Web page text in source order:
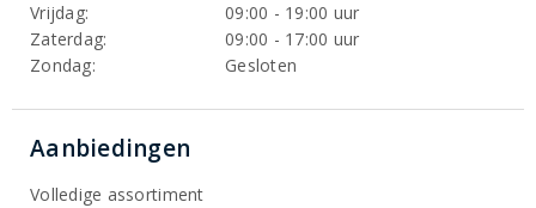
Vrijdag:
09:00 - 19:00 uur
Zaterdag:
09:00 - 17:00 uur
Zondag:
Gesloten
Aanbiedingen
Volledige assortiment